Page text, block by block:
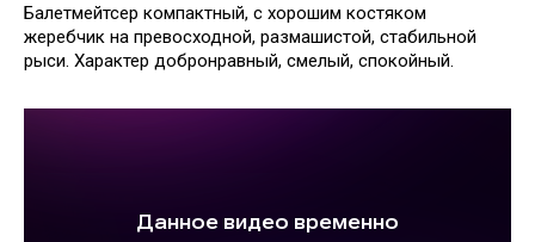
Балетмейтсер компактный, с хорошим костяком
жеребчик на превосходной, размашистой, стабильной
рыси. Характер добронравный, смелый, спокойный.